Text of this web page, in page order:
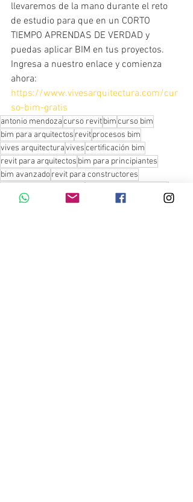
llevaremos de la mano durante el reto
de estudio para que en un CORTO
TIEMPO APRENDAS DE VERDAD y
puedas aplicar BIM en tus proyectos.
Ingresa a nuestro enlace y comienza
ahora:
https://www.vivesarquitectura.com/cur
so-bim-gratis
antonio mendozacurso revitbimcurso bim
bim para arquitectos revitprocesos bim
vives arquitecturavivescertificación bim
revit para arquitectos bim para principiantes
bim avanzadorevit para constructores
certificación gratis bim
archicad para constructores